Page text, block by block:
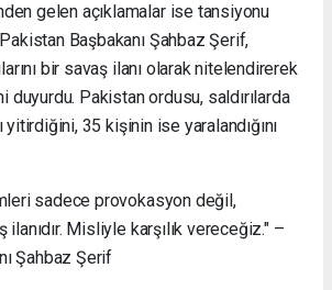
gelen açıklamalar ise tansiyonu
Başbakanı Şahbaz Şerif,
bir savaş ilanı olarak nitelendirerek
duyurdu. Pakistan ordusu, saldırılarda
yitirdiğini, 35 kişinin ise yaralandığını
sadece provokasyon değil,
Misliyle karşılık vereceğiz." –
Şahbaz Şerif